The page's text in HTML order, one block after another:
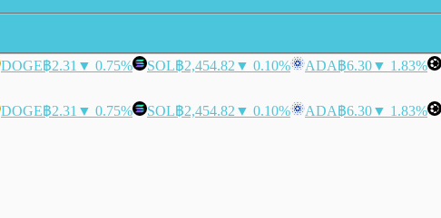
DOGE฿2.31 ▼ 0.75% SOL฿2,454.82 ▼ 0.10% ADA฿6.30▼ 1.83%
DOGE฿2.31 ▼ 0.75% SOL฿2,454.82 ▼ 0.10% ADA฿6.30▼ 1.83%